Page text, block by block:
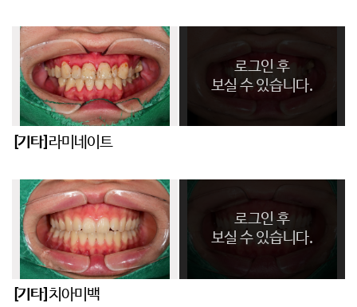
로그인 후
보실 수 있습니다.
[기타] 라미네이트
로그인 후
보실 수 있습니다.
[기타] 치아미백